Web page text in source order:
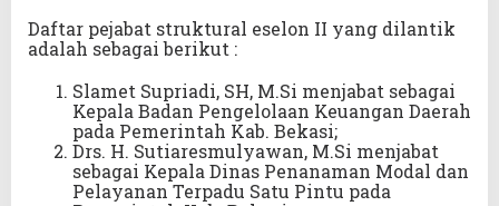
Daftar pejabat struktural eselon II yang dilantik
adalah sebagai berikut :
Slamet Supriadi, SH, M.Si menjabat sebagai
Kepala Badan Pengelolaan Keuangan Daerah
pada Pemerintah Kab. Bekasi;
Drs. H. Sutiaresmulyawan, M.Si menjabat
sebagai Kepala Dinas Penanaman Modal dan
Pelayanan Terpadu Satu Pintu pada